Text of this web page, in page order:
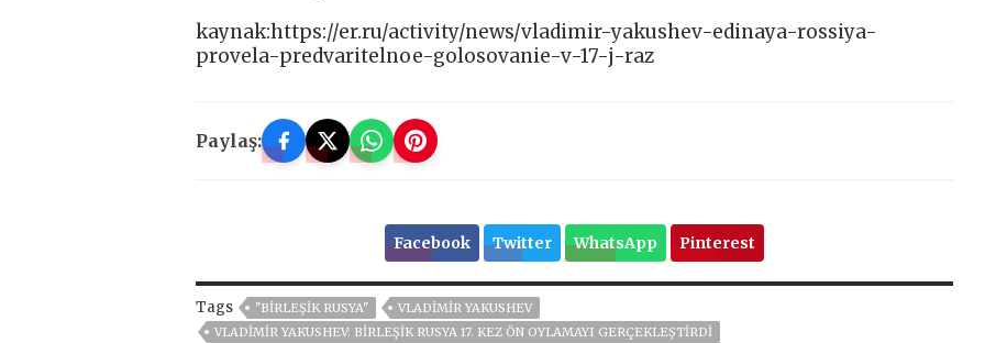
kaynak:https://er.ru/activity/news/vladimir-yakushev-edinaya-rossiya-
provela-predvaritelnoe-golosovanie-v-17-j-raz
Paylaş:
Facebook Twitter WhatsApp Pinterest
Tags "BIRLEŞIK RUSYA"
VLADIMIR YAKUSHEV
VLADIMIR YAKUSHEV: BIRLEŞIK RUSYA 17. KEZ ÖN OYLAMAYI GERÇEKLEŞTIRDI